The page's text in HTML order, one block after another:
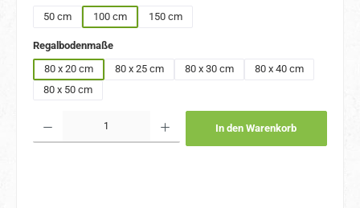
50 cm
100 cm 150 cm
Regalbodenmaßeauswählen
80 x 20 cm
80 x 25 cm 80 x 30 cm
80 x 40 cm
80 x 50 cm
In den Warenkorb